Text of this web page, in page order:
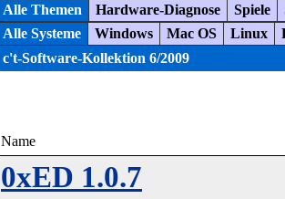
Alle Themen Hardware-Diagnose Spiele
Alle Systeme
Windows Mac OS Linux
c't-Software-Kollektion 6/2009
Name
0xED 1.0.7